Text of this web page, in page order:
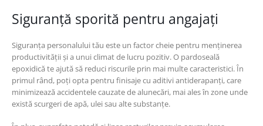
Siguranță sporită pentru angajați
Siguranța personalului tău este un factor cheie pentru menținerea
productivității și a unui climat de lucru pozitiv. O pardoseală
epoxidică te ajută să reduci riscurile prin mai multe caracteristici. În
primul rând, poți opta pentru finisaje cu aditivi antiderapanți, care
minimizează accidentele cauzate de alunecări, mai ales în zone unde
există scurgeri de apă, ulei sau alte substanțe.